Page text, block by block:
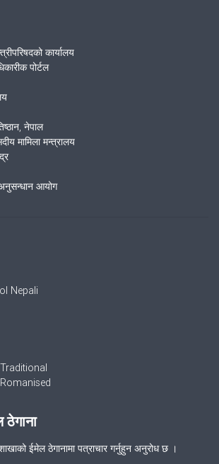
कार्यालय
पोर्टल
नेपाल
मामिला मन्त्रालय
आयोग
Nepali
शाखाको ईमेल ठेगानामा पत्राचार गर्नुहुन अनुरोध छ ।